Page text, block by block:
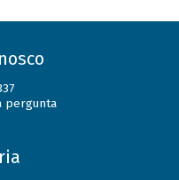
pergunta